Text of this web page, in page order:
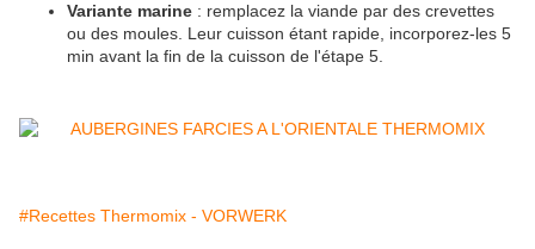
Variante marine : remplacez la viande par des crevettes
ou des moules. Leur cuisson étant rapide, incorporez-les 5
min avant la fin de la cuisson de l'étape 5.
#Recettes Thermomix - VORWERK